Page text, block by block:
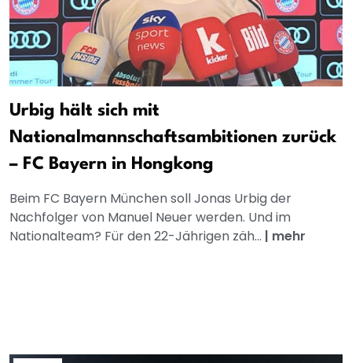
Urbig hält sich mit
Nationalmannschaftsambitionen zurück
– FC Bayern in Hongkong
Beim FC Bayern München soll Jonas Urbig der
Nachfolger von Manuel Neuer werden. Und im
Nationalteam? Für den 22-Jährigen zäh... | mehr